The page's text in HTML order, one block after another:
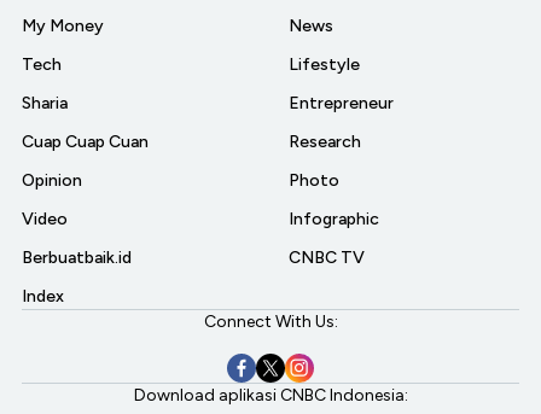
My Money
Tech
Sharia
Cuap Cuap Cuan
Opinion
Video
Berbuatbaik.id
Index
News
Lifestyle
Entrepreneur
Research
Photo
Infographic
CNBC TV
Connect With Us:
Download aplikasi CNBC Indonesia: